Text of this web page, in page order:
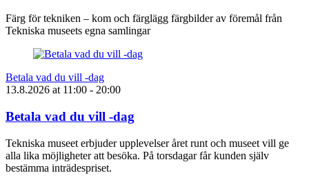
Färg för tekniken – kom och färglägg färgbilder av föremål från
Tekniska museets egna samlingar
Betala vad du vill -dag
13.8.2026 at 11:00 - 20:00
Betala vad du vill -dag
Tekniska museet erbjuder upplevelser året runt och museet vill ge
alla lika möjligheter att besöka. På torsdagar får kunden själv
bestämma inträdespriset.